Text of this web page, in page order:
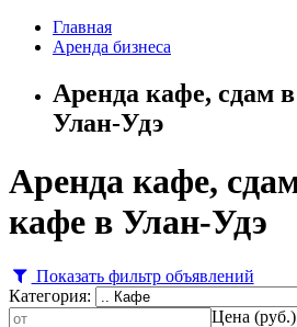
Главная
Аренда бизнеса
Аренда кафе, сдам
Улан-Удэ
Аренда кафе,
кафе в Улан-Удэ
Показать фильтр объявлений
Категория:
Цена